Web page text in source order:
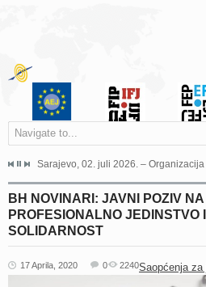
Navigate to...
Grada Sarajeva povodom Dana Sarajeva
Sarajevo, 02. juli 2026. –
BH NOVINARI: JAVNI POZIV NA
PROFESIONALNO JEDINSTVO I
SOLIDARNOST
17 Aprila, 2020 Saopćenja za
0 2240